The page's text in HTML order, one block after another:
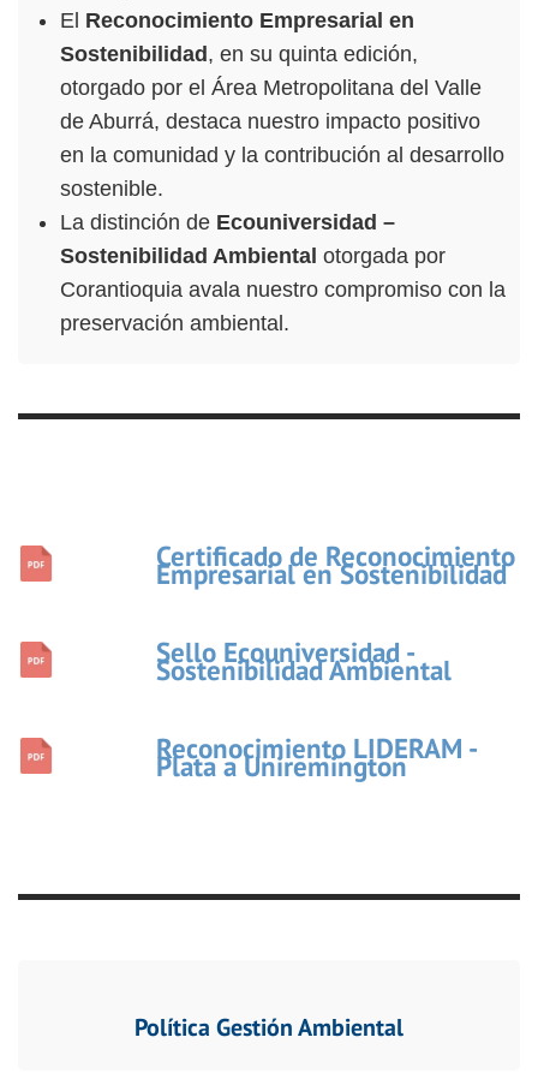
El Reconocimiento Empresarial en
Sostenibilidad , en su quinta edición,
otorgado por el Área Metropolitana del Valle
de Aburrá, destaca nuestro impacto positivo
en la comunidad y la contribución al desarrollo
sostenible.
La distinción de Ecouniversidad –
Sostenibilidad Ambiental otorgada por
Corantioquia avala nuestro compromiso con la
preservación ambiental.
Certificado de Reconocimiento
Empresarial en Sostenibilidad
Sello Ecouniversidad -
Sostenibilidad Ambiental
Reconocimiento LIDERAM -
Plata a Uniremington
Política Gestión Ambiental